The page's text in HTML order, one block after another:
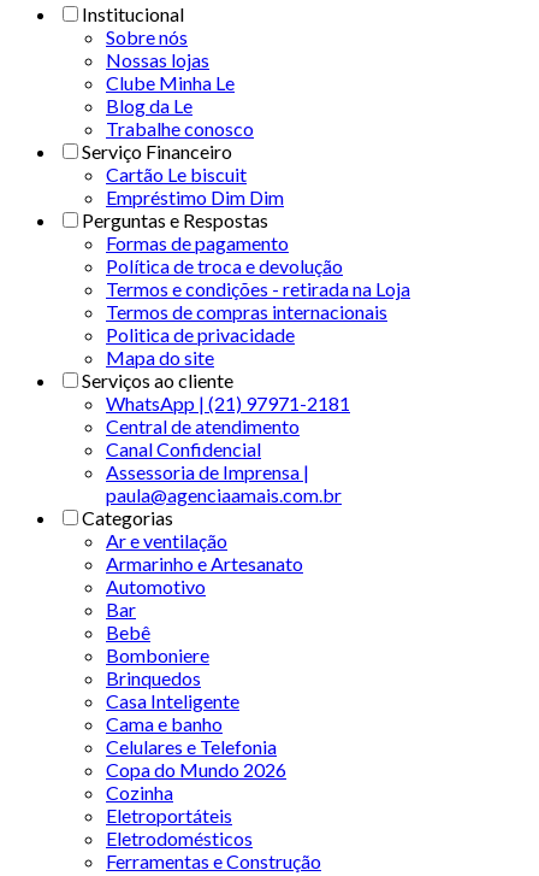
Institucional
Sobre nós
Nossas lojas
Clube Minha Le
Blog da Le
Trabalhe conosco
Serviço Financeiro
Cartão Le biscuit
Empréstimo Dim Dim
Perguntas e Respostas
Formas de pagamento
Política de troca e devolução
Termos e condições - retirada na Loja
Termos de compras internacionais
Politica de privacidade
Mapa do site
Serviços ao cliente
WhatsApp | (21) 97971-2181
Central de atendimento
Canal Confidencial
Assessoria de Imprensa |
paula@agenciaamais.com.br
Categorias
Ar e ventilação
Armarinho e Artesanato
Automotivo
Bar
Bebê
Bomboniere
Brinquedos
Casa Inteligente
Cama e banho
Celulares e Telefonia
Copa do Mundo 2026
Cozinha
Eletroportáteis
Eletrodomésticos
Ferramentas e Construção